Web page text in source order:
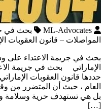
ML-Advocates
بحث في
المواصلات – قانون العقوبات
بحث في جريمة الاعتداء على
الإماراتي بحث في جريمة
حددها قانون العقوبات
العام ، حيث أن المتضرر من
بل هي تستهدف حرية وسلامة
[…]